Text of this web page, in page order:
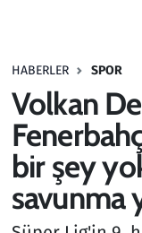
HABERLER SPOR
Volkan
bir şey
savunma
Haber
Kültür Sanat
Kurumsal
Lezzet Durağı